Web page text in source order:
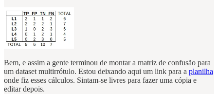
Bem, e assim a gente terminou de montar a matriz de confusão para
um dataset multirrótulo. Estou deixando aqui um link para a planilha
onde fiz esses cálculos. Sintam-se livres para fazer uma cópia e
editar depois.